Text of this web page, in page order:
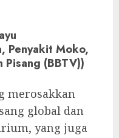
Penyakit Moko,
Pisang (BBTV))
merosakkan
global dan
yang juga